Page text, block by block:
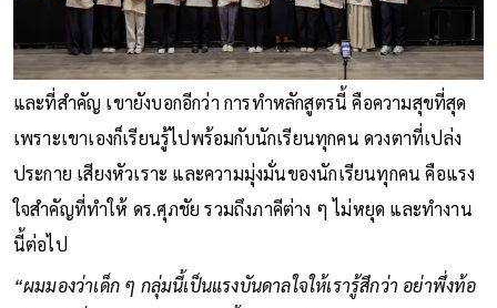
และที่สำคัญ เขายังบอกอีกว่า การทำหลักสูตรนี้ คือความสุขที่สุด
เพราะเขาเองก็เรียนรู้ไปพร้อมกับนักเรียนทุกคน ดวงตาที่เปล่ง
ประกาย เสียงหัวเราะ และความมุ่งมั่นของนักเรียนทุกคน คือแรง
ใจสำคัญที่ทำให้ ดร.ศุภชัย รวมถึงภาคีต่าง ๆ ไม่หยุด และทำงาน
นี้ต่อไป
“ผมมองว่าเด็ก ๆ กลุ่มนี้เป็นแรงบันดาลใจให้เรารู้สึกว่า อย่าพึ่งท้อ